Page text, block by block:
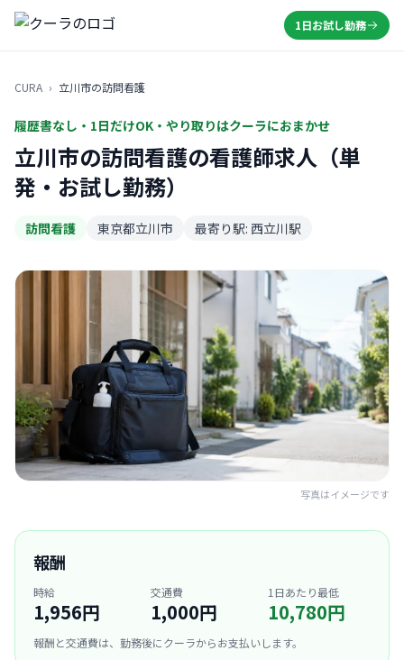
1日お試し勤務
CURA › 立川市の訪問看護
履歴書なし・1日だけOK・やり取りはクーラにおまかせ
立川市の訪問看護の看護師求人（単
発・お試し勤務）
訪問看護 東京都立川市 最寄り駅: 西立川駅
写真はイメージです
報酬
時給
1,956円
交通費
1,000円
1日あたり最低
10,780円
報酬と交通費は、勤務後にクーラからお支払いします。